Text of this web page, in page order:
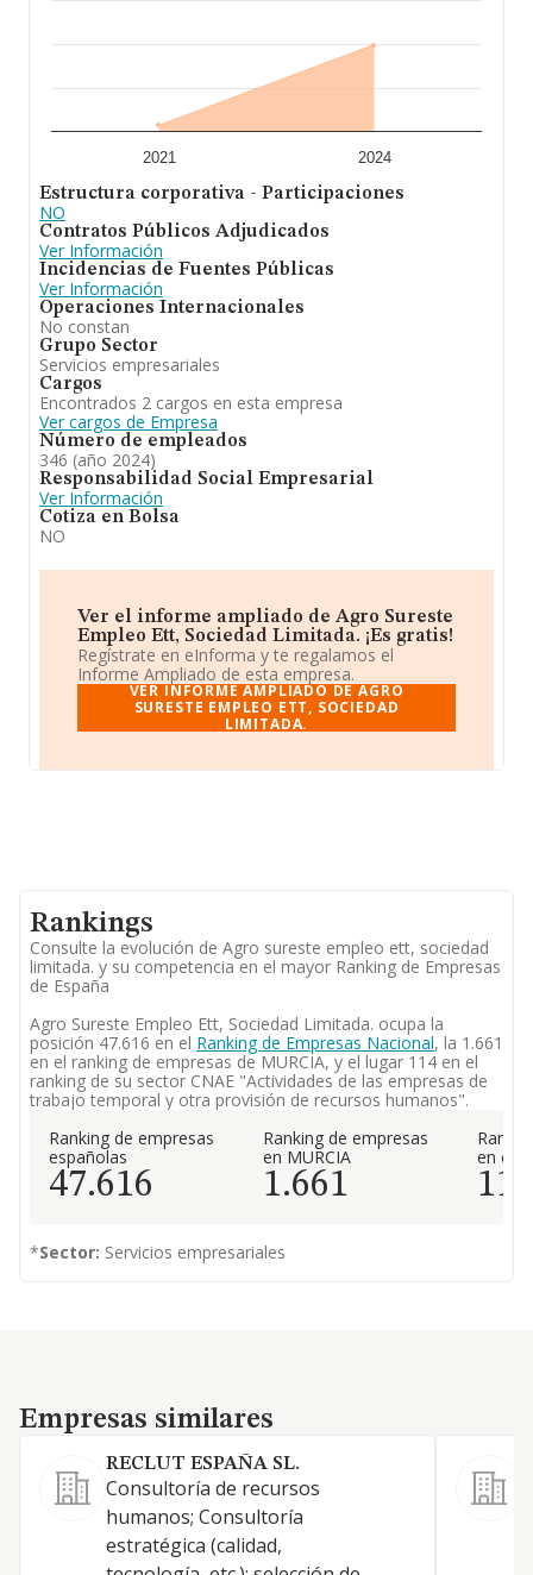
sobre 1.385 compañías, a nivel nacional la facturación
promedio de la facturación entre todas las empresas es
de 4 millones de euros. En cuanto a la información
relativa a la provincia de Murcia, en la base de datos
INFORMA constan 57 empresas, con ventas en 2024 de
hasta 263 millones de euros. Por último, con el fin de
ampliar la información relativa al ámbito de la empresa,
la media de empleados es de 125. La antigüedad
2021 2024
Estructura corporativa - Participaciones
NO
Contratos Públicos Adjudicados
Ver Información
Incidencias de Fuentes Públicas
Ver Información
Operaciones Internacionales
No constan
Grupo Sector
Servicios empresariales
Cargos
Encontrados 2 cargos en esta empresa
Ver cargos de Empresa
Número de empleados
346 (año 2024)
Responsabilidad Social Empresarial
Ver Información
Cotiza en Bolsa
NO
Ver el informe ampliado de Agro Sureste
Empleo Ett, Sociedad Limitada. ¡Es gratis!
Regístrate en eInforma y te regalamos el
Informe Ampliado de esta empresa.
VER INFORME AMPLIADO DE AGRO
SURESTE EMPLEO ETT, SOCIEDAD
LIMITADA.
Rankings
Consulte la evolución de Agro sureste empleo ett, sociedad
limitada. y su competencia en el mayor Ranking de Empresas
de España
Agro Sureste Empleo Ett, Sociedad Limitada. ocupa la
posición 47.616 en el Ranking de Empresas Nacional, la 1.661
en el ranking de empresas de MURCIA, y el lugar 114 en el
ranking de su sector CNAE "Actividades de las empresas de
trabajo temporal y otra provisión de recursos humanos".
Ranking de empresas
españolas
47.616
Ranking de empresas
en MURCIA
1.661
en el
114
*Sector: Servicios empresariales
Empresas similares
Empresas similares
RECLUT ESPAÑA SL.
Consultoría de recursos
humanos; Consultoría
estratégica (calidad,